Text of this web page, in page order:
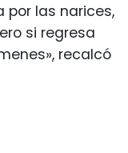
las narices,
si regresa
recalcó